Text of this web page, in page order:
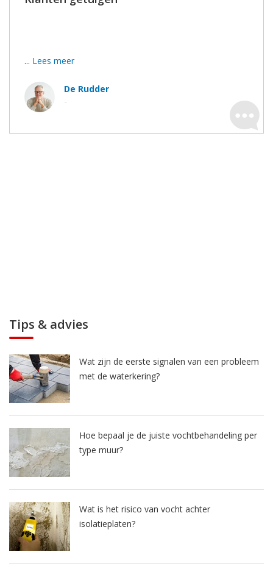
... Lees meer
De Rudder
-
Tips & advies
Wat zijn de eerste signalen van een probleem
met de waterkering?
Hoe bepaal je de juiste vochtbehandeling per
type muur?
Wat is het risico van vocht achter
isolatieplaten?